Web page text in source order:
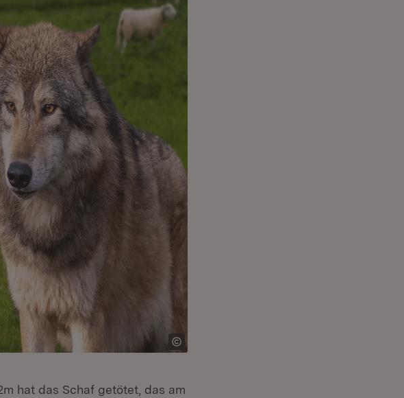
hat das Schaf getötet, das am